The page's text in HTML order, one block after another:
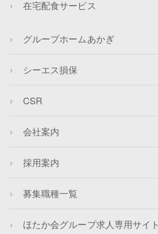
在宅配食サービス
グループホームあかぎ
シーエス損保
CSR
会社案内
採用案内
募集職種一覧
ほたか会グループ求人専用サイト